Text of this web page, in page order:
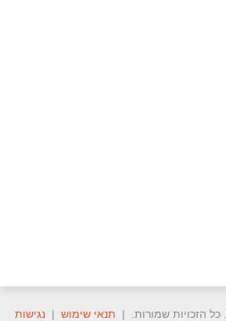
תנאי שימוש | נגישות